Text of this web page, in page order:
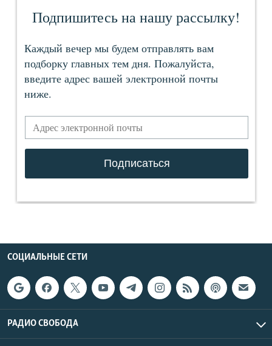
СОЦИАЛЬНЫЕ СЕТИ
РАДИО СВОБОДА